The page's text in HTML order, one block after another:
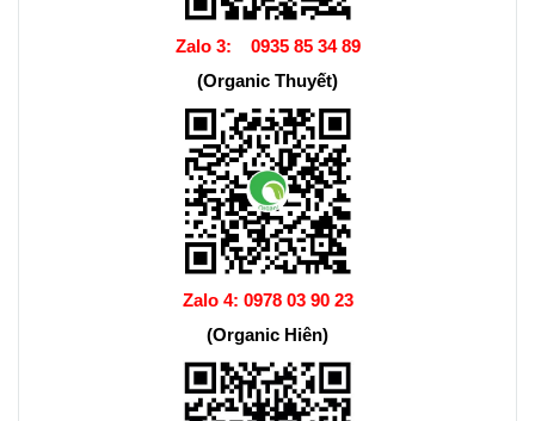
Zalo 3: 0935 85 34 89
(Organic Thuyết)
Zalo 4: 0978 03 90 23
(Organic Hiên)